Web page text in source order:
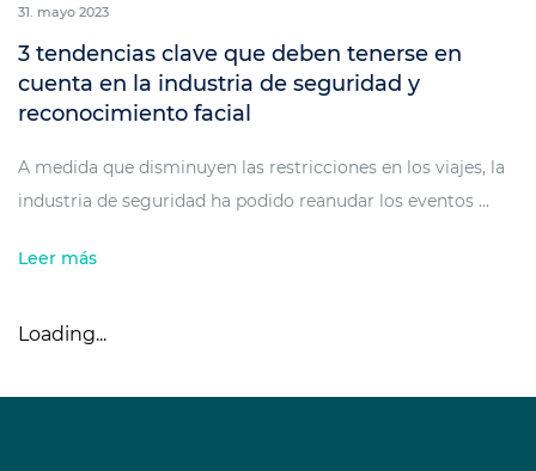
31. mayo 2023
3 tendencias clave que deben tenerse en
cuenta en la industria de seguridad y
reconocimiento facial
A medida que disminuyen las restricciones en los viajes, la
industria de seguridad ha podido reanudar los eventos ...
Leer más
Loading...